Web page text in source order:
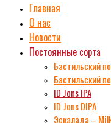
Главная
О нас
Новости
Постоянные сорта
Бастильский
Бастильский
ID Jons IPA
ID Jons DIPA
Эскалада –